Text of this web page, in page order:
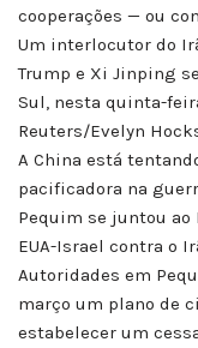
cooperações — ou
Um interlocutor do
Trump e Xi Jinping
Sul, nesta quinta-
Reuters/Evelyn
A China está
pacificadora na
Pequim se juntou ao
EUA-Israel contra o
Autoridades em
março um plano de
estabelecer um